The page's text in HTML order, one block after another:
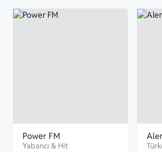
Power FM
Yabancı & Hit